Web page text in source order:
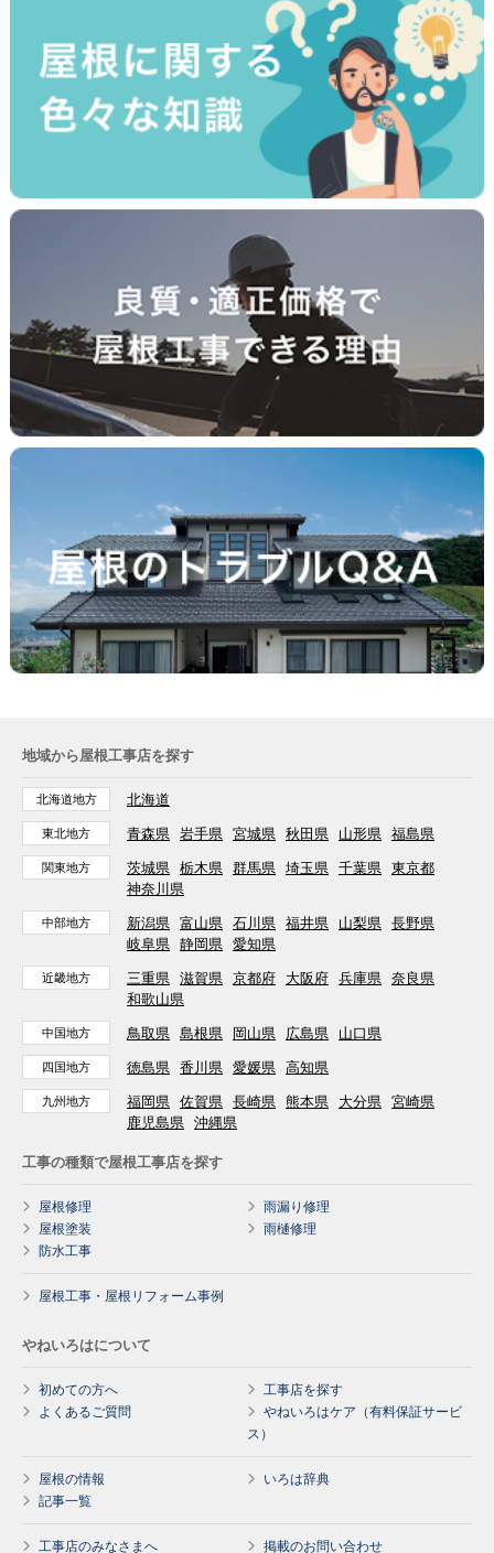
地域から屋根工事店を探す
北海道地方 北海道
東北地方 青森県 岩手県 宮城県 秋田県 山形県 福島県
関東地方 茨城県 栃木県 群馬県 埼玉県 千葉県 東京都
神奈川県
中部地方 新潟県 富山県 石川県 福井県 山梨県 長野県
岐阜県 静岡県 愛知県
近畿地方 三重県 滋賀県 京都府 大阪府 兵庫県 奈良県
和歌山県
中国地方 鳥取県 島根県 岡山県 広島県 山口県
四国地方 徳島県 香川県 愛媛県 高知県
九州地方 福岡県 佐賀県 長崎県 熊本県 大分県 宮崎県
鹿児島県 沖縄県
工事の種類で屋根工事店を探す
屋根修理
雨漏り修理
屋根塗装
雨樋修理
防水工事
屋根工事・屋根リフォーム事例
やねいろはについて
初めての方へ
工事店を探す
よくあるご質問
やねいろはケア（有料保証サービ
ス）
屋根の情報
いろは辞典
記事一覧
工事店のみなさまへ 掲載のお問い合わせ